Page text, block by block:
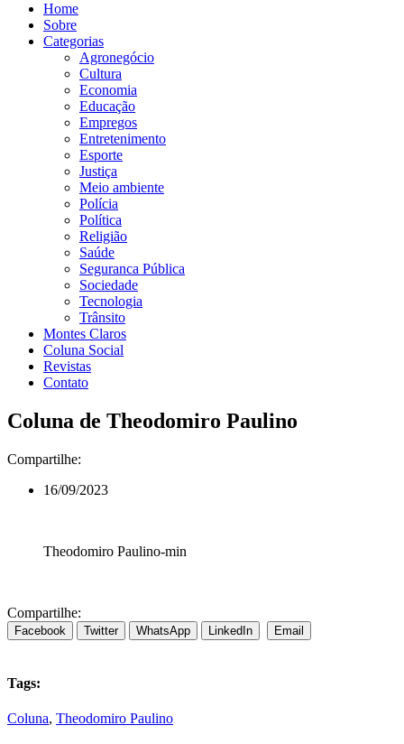
Home
Sobre
Categorias
Agronegócio
Cultura
Economia
Educação
Empregos
Entretenimento
Esporte
Justiça
Meio ambiente
Polícia
Política
Religião
Saúde
Seguranca Pública
Sociedade
Tecnologia
Trânsito
Montes Claros
Coluna Social
Revistas
Contato
Coluna de Theodomiro Paulino
Compartilhe:
16/09/2023
Theodomiro Paulino-min
Compartilhe:
Facebook Twitter WhatsApp LinkedIn Email
Tags:
Coluna, Theodomiro Paulino